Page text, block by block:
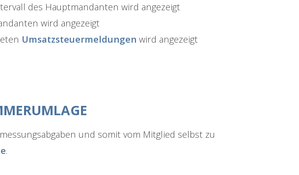
des Hauptmandanten wird angezeigt
wird angezeigt
Umsatzsteuermeldungen wird angezeigt
und somit vom Mitglied selbst zu
.